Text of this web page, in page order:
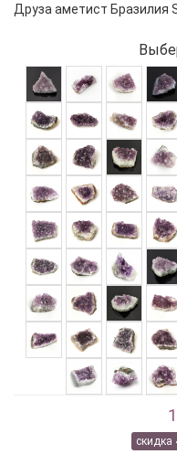
Друза аметист Бразилия
скидка